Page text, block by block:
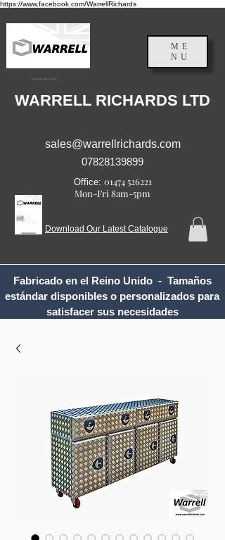
https://www.facebook.com/WarrellRichards
Inglaterra, Reino Unido
ME
NU
WARRELL RICHARDS LTD
sales@warrellrichards.com
07828139899
Office: 01474 526221
Mon-Fri 8am-5pm
Download Our Latest Catalogue
Fabricado en el Reino Unido - Tamaños
estándar disponibles o personalizados para
satisfacer sus necesidades